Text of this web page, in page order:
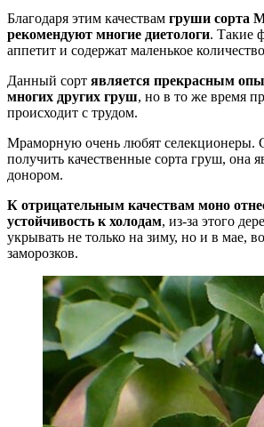
Благодаря этим качествам груши сорта
рекомендуют многие диетологи. Такие
аппетит и содержат маленькое
Данный сорт является прекрасным
многих других груш, но в то же время
происходит с трудом.
Мраморную очень любят
получить качественные сорта груш, она
донором.
К отрицательным качествам моно
устойчивость к холодам, из-за этого
укрывать не только на зиму, но и в мае,
заморозков.